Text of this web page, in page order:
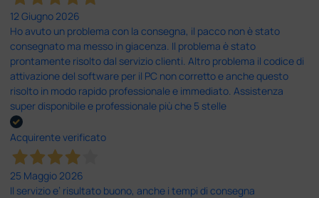
12 Giugno 2026
Ho avuto un problema con la consegna, il pacco non è stato
consegnato ma messo in giacenza. Il problema è stato
prontamente risolto dal servizio clienti. Altro problema il codice di
attivazione del software per il PC non corretto e anche questo
risolto in modo rapido professionale e immediato. Assistenza
super disponibile e professionale più che 5 stelle
Acquirente verificato
25 Maggio 2026
Il servizio e’ risultato buono, anche i tempi di consegna